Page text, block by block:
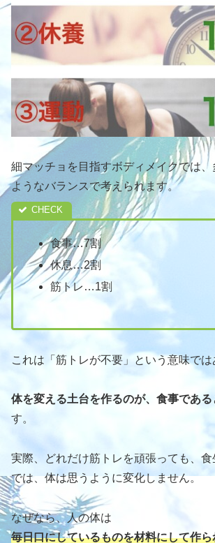
細マッチョを目指すボディメイクでは
ようなバランスで考えられます。
食事…7割
休息…2割
筋トレ…1割
これは「筋トレが不要」という意味では
体を変える土台を作るのが、食事である
す。
実際、どれだけ筋トレを頑張っても、食
では、体は思うように変化しません。
なぜなら、人の体は
毎日口にしているものを材料にして作ら